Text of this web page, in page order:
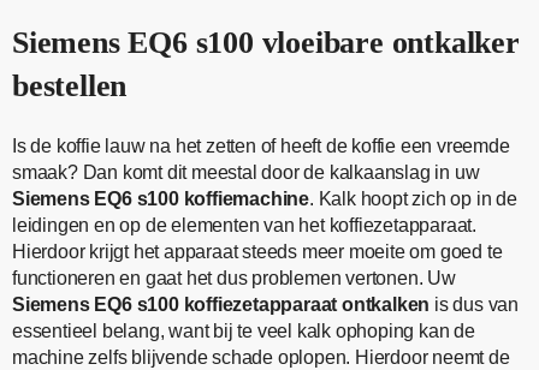
Siemens EQ6 s100 vloeibare ontkalker
bestellen
Is de koffie lauw na het zetten of heeft de koffie een vreemde
smaak? Dan komt dit meestal door de kalkaanslag in uw
Siemens EQ6 s100 koffiemachine. Kalk hoopt zich op in de
leidingen en op de elementen van het koffiezetapparaat.
Hierdoor krijgt het apparaat steeds meer moeite om goed te
functioneren en gaat het dus problemen vertonen. Uw
Siemens EQ6 s100 koffiezetapparaat ontkalken is dus van
essentieel belang, want bij te veel kalk ophoping kan de
machine zelfs blijvende schade oplopen. Hierdoor neemt de